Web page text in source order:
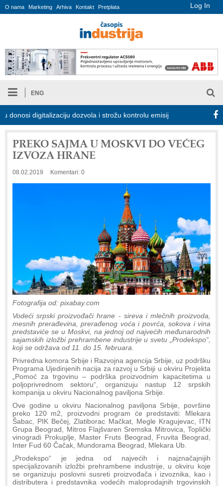
Log In
O nama Marketing Arhiva Kontakt Pretplata
ENG
digitalizaciju dozvola i strožu kontrolu emisija Proizvodnja
PREKO SAJMA U MOSKVI DO VEĆEG
IZVOZA HRANE
08.02.2019 Komentari: 0
Fotografija od: pixabay.com
Vodeći srpski proizvođači hrane - sireva i mlečnih proizvoda,
mesnih prerađevina, prerađenog voća i povrća, sokova i vina
predstaviće se u Moskvi, na jednoj od najvećih međunarodnih
sajamskih izložbi prehrambene industrije u svetu „Prodekspo“,
koji se održava od 11. do 15. februara.
Privredna komora Srbije i Razvojna agencija Srbije, uz podršku
Programa Ujedinjenih nacija za razvoj u Srbiji u okviru Projekta
„Pomoć za trgovinu – podrška proizvodnim kapacitetima u
poljoprivrednom sektoru“, organizuju nastup 12 srpskih
kompanija u okviru Nacionalnog paviljona Srbije.
Ove godine u okviru Nacionalnog paviljona Srbije, površine
preko 120 m2, proizvodni program će predstaviti: Mlekara
Šabac, PIK Bečej, Zlatiborac Mačkat, Megle Kragujevac, ITN
Grupa Beograd, Mitros Flajšvaren Sremska Mitrovica, Toplički
vinogradi Prokuplje, Master Fruts Beograd, Fruvita Beograd,
Inter Fud 60 Čačak, Mundorama Beograd, Mlekara Ub.
„Prodekspo“ je jedna od najvećih i najznačajnijih
specijalizovanih izložbi prehrambene industrije, u okviru koje
se organizuju poslovni susreti proizvođača i izvoznika, kao i
distributera i predstavnika vodećih maloprodajnih trgovinskih